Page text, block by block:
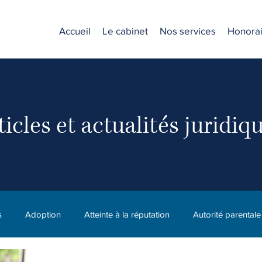
Accueil Le cabinet Nos services
et actualités
Adoption Atteinte à la réputation Autorité parentale